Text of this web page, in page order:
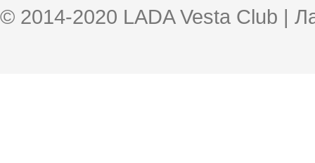
© 2014-2020 LADA Vesta Club |